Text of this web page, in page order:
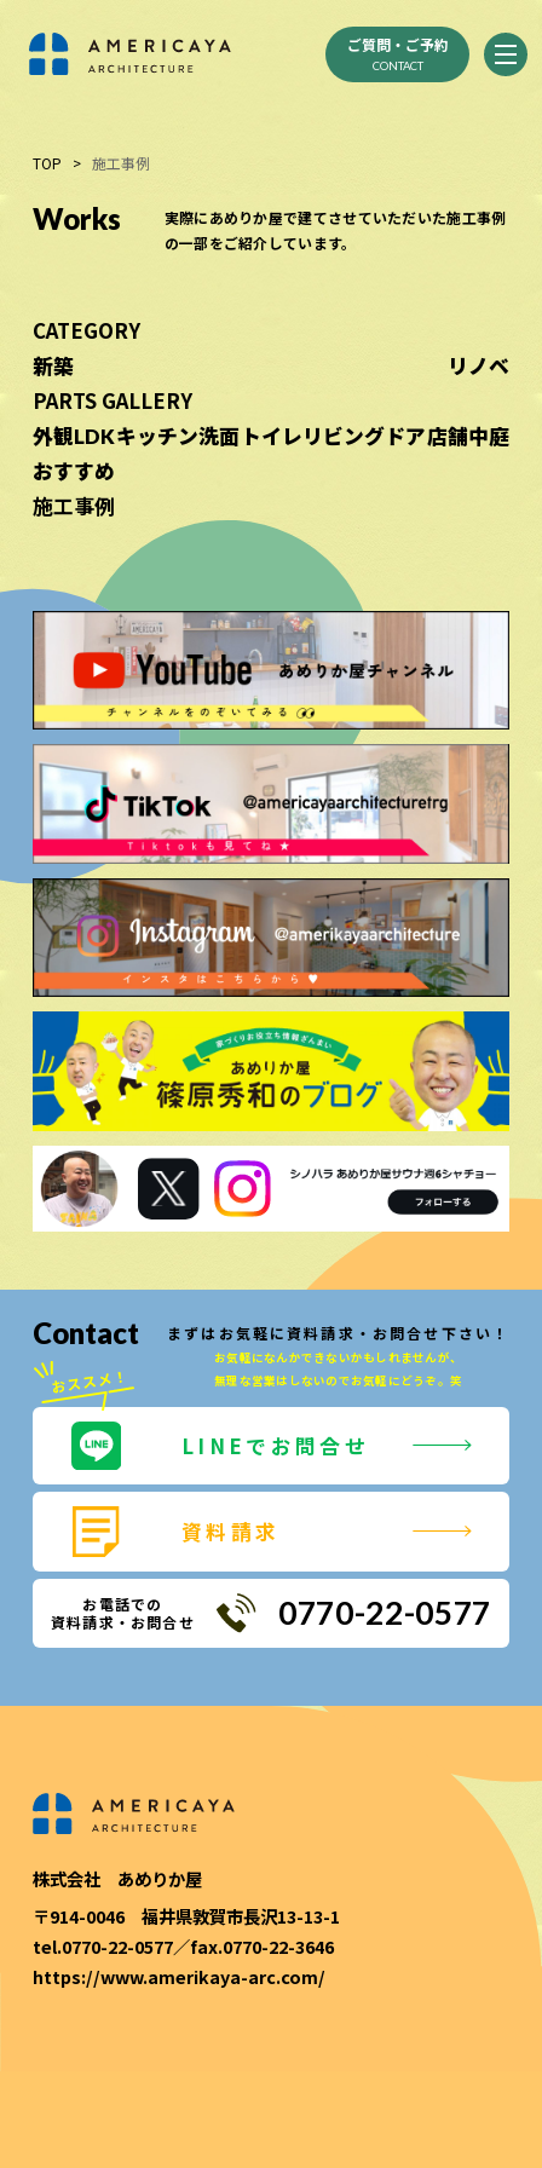
ご質問・ご予約
CONTACT
TOP > 施工事例
Works
実際にあめりか屋で建てさせていただいた施工事例
の一部をご紹介しています。
CATEGORY
新築 リノベ
PARTS GALLERY
外観LDKキッチン洗面 トイレリビングドア店舗中庭
おすすめ
施工事例
Contact まずはお気軽に資料請求・お問合せ下さい！
お気軽になんかできないかもしれませんが、
無理な営業はしないのでお気軽にどうぞ。笑
LINEでお問合せ
資料請求
お電話での
資料請求・お問合せ
0770-22-0577
株式会社 あめりか屋
〒914-0046 福井県敦賀市長沢13-13-1
tel.0770-22-0577／fax.0770-22-3646
https://www.amerikaya-arc.com/